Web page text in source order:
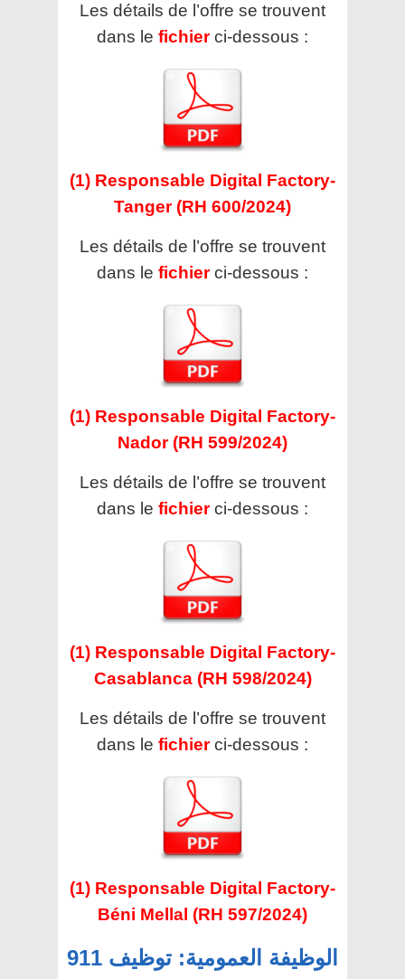
Les détails de l’offre se trouvent
dans le fichier ci-dessous :
(1) Responsable Digital Factory-
Tanger (RH 600/2024)
Les détails de l’offre se trouvent
dans le fichier ci-dessous :
(1) Responsable Digital Factory-
Nador (RH 599/2024)
Les détails de l’offre se trouvent
dans le fichier ci-dessous :
(1) Responsable Digital Factory-
Casablanca (RH 598/2024)
Les détails de l’offre se trouvent
dans le fichier ci-dessous :
(1) Responsable Digital Factory-
Béni Mellal (RH 597/2024)
الوظيفة العمومية: توظيف 911